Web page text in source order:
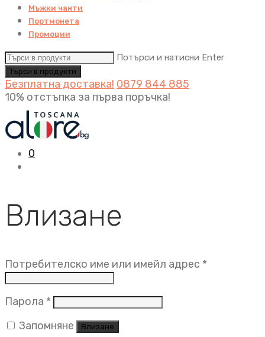
Мъжки чанти
Портмонета
Промоции
Потърси и натисни Enter
Безплатна доставка! 0879 844 885
10% отстъпка за първа поръчка!
0
Влизане
Потребителско име или имейл адрес *
Парола * Задължително
Запомняне
Влизане